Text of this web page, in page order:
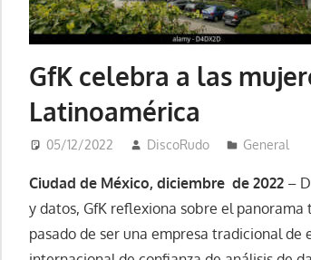
GfK celebra a las
Latinoamérica
05/12/2022 DiscoRudo General
Ciudad de México, diciembre de 2022 –
y datos, GfK reflexiona sobre el panorama
pasado de ser una empresa tradicional